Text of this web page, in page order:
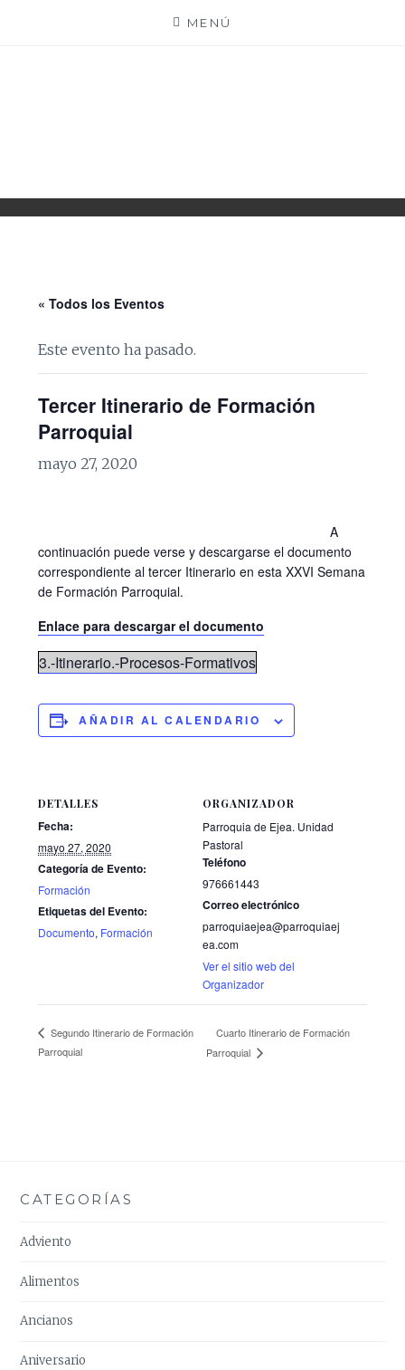
MENÚ
« Todos los Eventos
Este evento ha pasado.
Tercer Itinerario de Formación
Parroquial
mayo 27, 2020
A
continuación puede verse y descargarse el documento
correspondiente al tercer Itinerario en esta XXVI Semana
de Formación Parroquial.
Enlace para descargar el documento
3.-Itinerario.-Procesos-Formativos
AÑADIR AL CALENDARIO
DETALLES
Fecha:
mayo 27, 2020
Categoría de Evento:
Formación
Etiquetas del Evento:
Documento, Formación
ORGANIZADOR
Parroquia de Ejea. Unidad
Pastoral
Teléfono
976661443
Correo electrónico
parroquiaejea@parroquiaej
ea.com
Ver el sitio web del
Organizador
Segundo Itinerario de Formación
Parroquial
Cuarto Itinerario de Formación
Parroquial
CATEGORÍAS
Adviento
Alimentos
Ancianos
Aniversario